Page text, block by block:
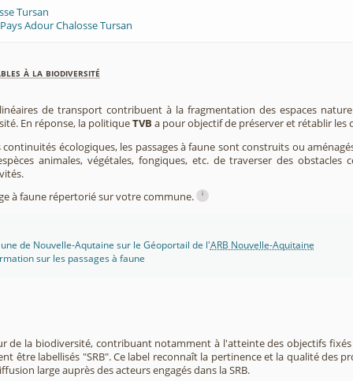
Tursan
Adour Chalosse Tursan
à la biodiversité
de transport contribuent à la fragmentation des espaces
En réponse, la politiqueTVB a pour objectif de préserver et rétablir les
écologiques, les passages à faune sont construits ou
animales, végétales, fongiques, etc. de traverser des
à faune répertorié sur votre commune.
i
de Nouvelle-Aqutaine sur le Géoportail de l'ARB Nouvelle-Aquitaine
sur les passages à faune
de la biodiversité, contribuant notamment à l'atteinte des objectifs fixés
être labellisés "SRB". Ce label reconnaît la pertinence et la qualité des
large auprès des acteurs engagés dans la SRB.